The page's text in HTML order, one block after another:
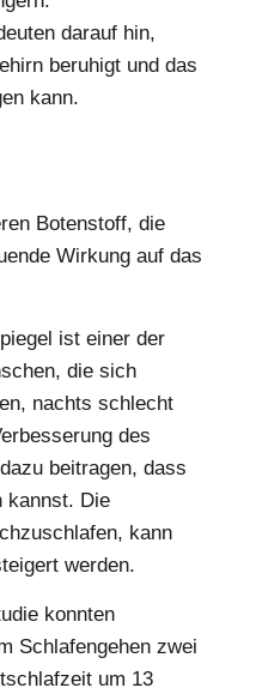
darauf hin,
beruhigt und das
kann.
Botenstoff, die
Wirkung auf das
ist einer der
die sich
nachts schlecht
des
beitragen, dass
kannst. Die
kann
werden.
konnten
Schlafengehen zwei
um 13